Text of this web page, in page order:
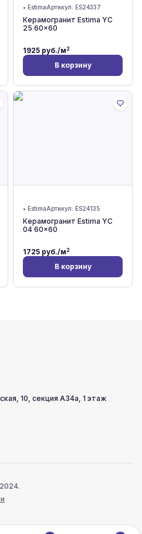
• EstimaАртикул: ES24337
Керамогранит Estima YC
25 60x60
1925 руб./м2
В корзину
• EstimaАртикул: ES24135
Керамогранит Estima YC
04 60x60
1725 руб./м2
В корзину
10, секция А34а, 1 этаж